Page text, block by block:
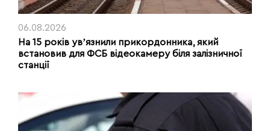
06.08.2026
На 15 років увʼязнили прикордонника, який
встановив для ФСБ відеокамеру біля залізничної
станції